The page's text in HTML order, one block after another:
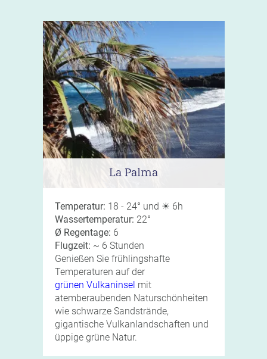
La Palma
Temperatur: 18 - 24° und ☀ 6h
Wassertemperatur: 22°
Ø Regentage: 6
Flugzeit: ~ 6 Stunden
Genießen Sie frühlingshafte
Temperaturen auf der
grünen Vulkaninsel mit
atemberaubenden Naturschönheiten
wie schwarze Sandstrände,
gigantische Vulkanlandschaften und
üppige grüne Natur.